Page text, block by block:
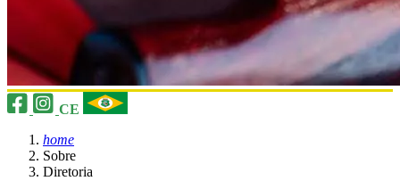
CE
home
Sobre
Diretoria